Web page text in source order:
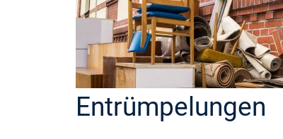
Entrümpelungen